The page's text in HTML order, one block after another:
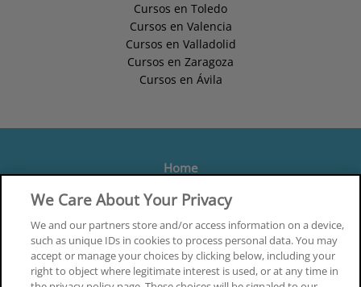
Cursos en Toledo
Cursos en Valencia
Cursos en Valladolid
Cursos en Zaragoza
Cursos en Ávila
Home
Formación
Centros
Orientación
Quiénes somos
We Care About Your Privacy
We and our partners store and/or access information on a device,
such as unique IDs in cookies to process personal data. You may
accept or manage your choices by clicking below, including your
right to object where legitimate interest is used, or at any time in